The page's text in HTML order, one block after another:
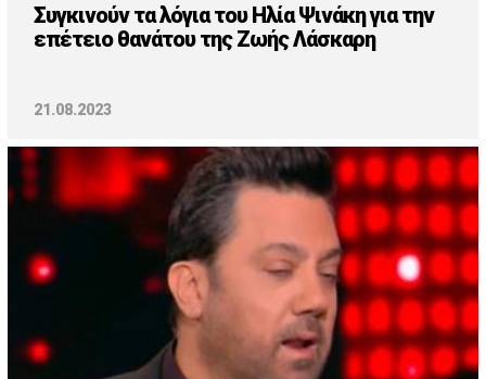
Συγκινούν τα λόγια του Ηλία Ψινάκη για την
επέτειο θανάτου της Ζωής Λάσκαρη
21.08.2023